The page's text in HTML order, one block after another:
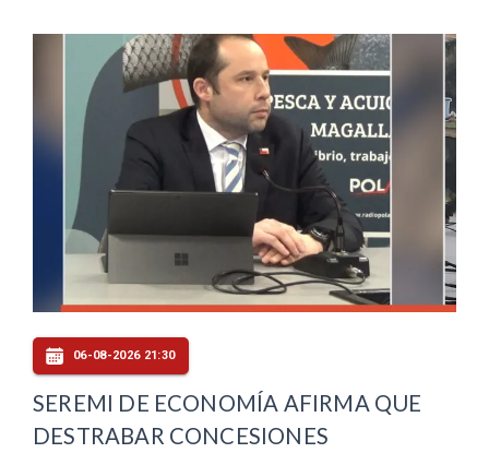
06-08-2026 21:30
SEREMI DE ECONOMÍA AFIRMA QUE
DESTRABAR CONCESIONES